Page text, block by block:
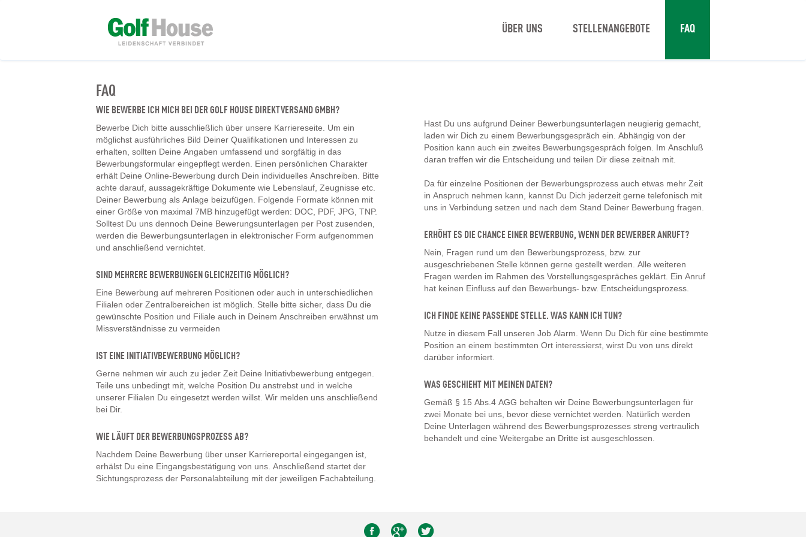
ÜBER UNS STELLENANGEBOTE FAQ
FAQ
WIE BEWERBE ICH MICH BEI DER GOLF HOUSE DIREKTVERSAND GMBH?
Bewerbe Dich bitte ausschließlich über unsere Karriereseite. Um ein
möglichst ausführliches Bild Deiner Qualifikationen und Interessen zu
erhalten, sollten Deine Angaben umfassend und sorgfältig in das
Bewerbungsformular eingepflegt werden. Einen persönlichen Charakter
erhält Deine Online-Bewerbung durch Dein individuelles Anschreiben. Bitte
achte darauf, aussagekräftige Dokumente wie Lebenslauf, Zeugnisse etc.
Deiner Bewerbung als Anlage beizufügen. Folgende Formate können mit
einer Größe von maximal 7MB hinzugefügt werden: DOC, PDF, JPG, TNP.
Solltest Du uns dennoch Deine Bewerungsunterlagen per Post zusenden,
werden die Bewerbungsunterlagen in elektronischer Form aufgenommen
und anschließend vernichtet.
SIND MEHRERE BEWERBUNGEN GLEICHZEITIG MÖGLICH?
Eine Bewerbung auf mehreren Positionen oder auch in unterschiedlichen
Filialen oder Zentralbereichen ist möglich. Stelle bitte sicher, dass Du die
gewünschte Position und Filiale auch in Deinem Anschreiben erwähnst um
Missverständnisse zu vermeiden
IST EINE INITIATIVBEWERBUNG MÖGLICH?
Gerne nehmen wir auch zu jeder Zeit Deine Initiativbewerbung entgegen.
Teile uns unbedingt mit, welche Position Du anstrebst und in welche
unserer Filialen Du eingesetzt werden willst. Wir melden uns anschließend
bei Dir.
WIE LÄUFT DER BEWERBUNGSPROZESS AB?
Nachdem Deine Bewerbung über unser Karriereportal eingegangen ist,
erhälst Du eine Eingangsbestätigung von uns. Anschließend startet der
Sichtungsprozess der Personalabteilung mit der jeweiligen Fachabteilung.
Hast Du uns aufgrund Deiner Bewerbungsunterlagen neugierig gemacht,
laden wir Dich zu einem Bewerbungsgespräch ein. Abhängig von der
Position kann auch ein zweites Bewerbungsgespräch folgen. Im Anschluß
daran treffen wir die Entscheidung und teilen Dir diese zeitnah mit.
Da für einzelne Positionen der Bewerbungsprozess auch etwas mehr Zeit
in Anspruch nehmen kann, kannst Du Dich jederzeit gerne telefonisch mit
uns in Verbindung setzen und nach dem Stand Deiner Bewerbung fragen.
ERHÖHT ES DIE CHANCE EINER BEWERBUNG, WENN DER BEWERBER ANRUFT?
Nein, Fragen rund um den Bewerbungsprozess, bzw. zur
ausgeschriebenen Stelle können gerne gestellt werden. Alle weiteren
Fragen werden im Rahmen des Vorstellungsgespräches geklärt. Ein Anruf
hat keinen Einfluss auf den Bewerbungs- bzw. Entscheidungsprozess.
ICH FINDE KEINE PASSENDE STELLE. WAS KANN ICH TUN?
Nutze in diesem Fall unseren Job Alarm. Wenn Du Dich für eine bestimmte
Position an einem bestimmten Ort interessierst, wirst Du von uns direkt
darüber informiert.
WAS GESCHIEHT MIT MEINEN DATEN?
Gemäß § 15 Abs.4 AGG behalten wir Deine Bewerbungsunterlagen für
zwei Monate bei uns, bevor diese vernichtet werden. Natürlich werden
Deine Unterlagen während des Bewerbungsprozesses streng vertraulich
behandelt und eine Weitergabe an Dritte ist ausgeschlossen.